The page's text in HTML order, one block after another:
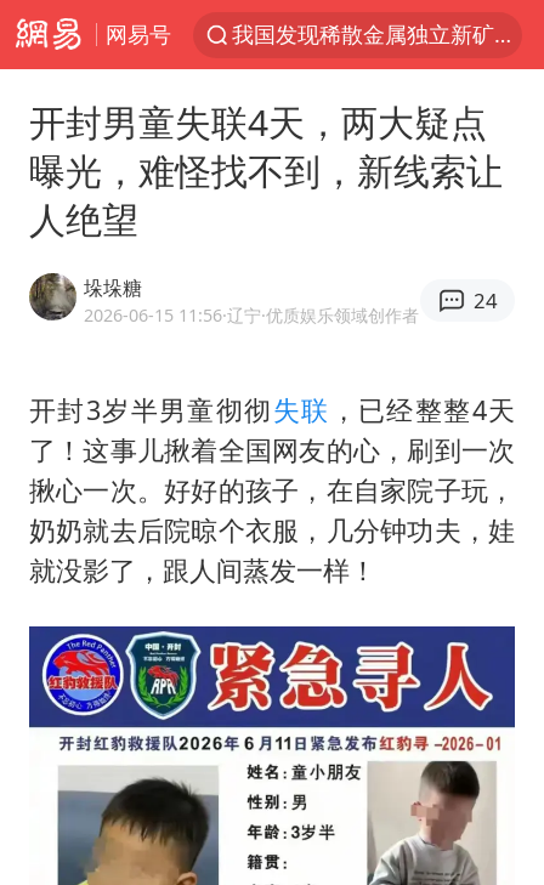
网易号
我国发现稀散金属独立新矿物——乌斯河锗矿
部分银行上调存款利率
费大厨口号更改 不再宣传小炒肉大王
上海地铁4条线路全线停运
5万小车卖不动 微型代步车集体遇冷
4.2平卫生间补漏注胶花1.55万
三预警齐发 11个省份有大到暴雨
“还不如不放假”
开封男童失联4天，两大疑点
曝光，难怪找不到，新线索让
人绝望
垛垛糖
2026-06-15 11:56·辽宁·优质娱乐领域创作者
24
开封3岁半男童彻彻失联 ，已经整整4天
了！这事儿揪着全国网友的心，刷到一次
揪心一次。好好的孩子，在自家院子玩，
奶奶就去后院晾个衣服，几分钟功夫，娃
就没影了，跟人间蒸发一样！